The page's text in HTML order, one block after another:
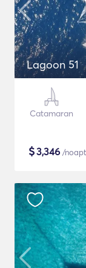
Lagoon 51
Catamaran
$3,346 /